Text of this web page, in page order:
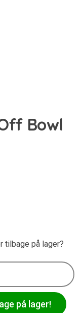
Bowl
tilbage på lager?
på lager!